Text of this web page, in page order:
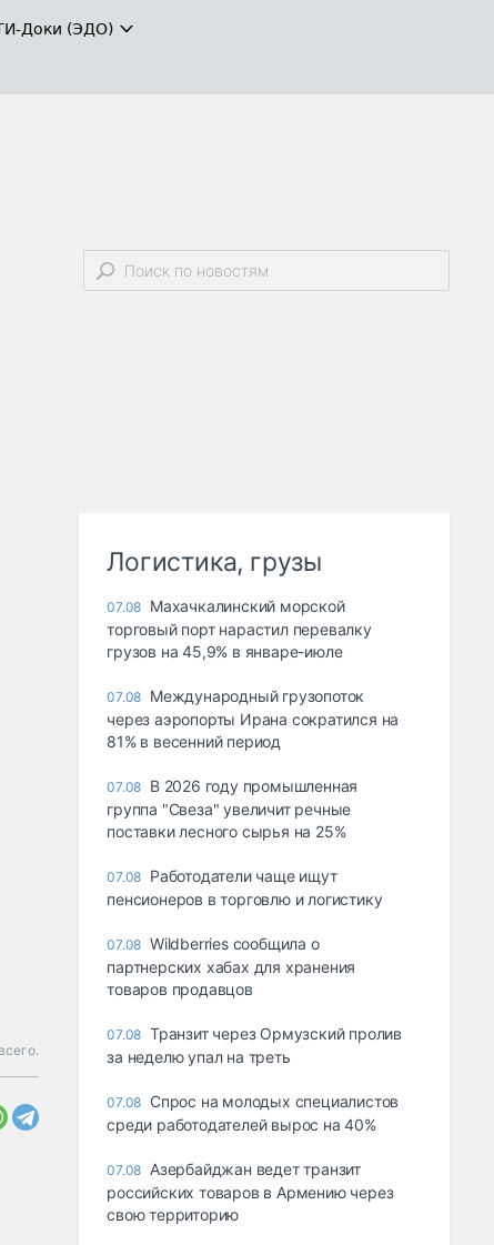
Доки (ЭДО)
Логистика, грузы
07.08 Махачкалинский морской
торговый порт нарастил перевалку
грузов на 45,9% в январе-июле
07.08 Международный грузопоток
через аэропорты Ирана сократился на
81% в весенний период
07.08 В 2026 году промышленная
группа "Свеза" увеличит речные
поставки лесного сырья на 25%
07.08 Работодатели чаще ищут
пенсионеров в торговлю и логистику
07.08 Wildberries сообщила о
партнерских хабах для хранения
товаров продавцов
07.08 Транзит через Ормузский пролив
за неделю упал на треть
07.08 Спрос на молодых специалистов
среди работодателей вырос на 40%
07.08 Азербайджан ведет транзит
российских товаров в Армению через
свою территорию